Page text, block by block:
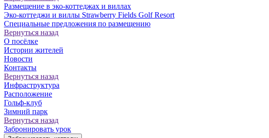
Размещение в эко-коттеджах и виллах
Эко-коттеджи и виллы Strawberry Fields Golf Resort
Специальные предложения по размещению
Вернуться назад
О посёлке
Истории жителей
Новости
Контакты
Вернуться назад
Инфраструктура
Расположение
Гольф-клуб
Зимний парк
Вернуться назад
Забронировать урок